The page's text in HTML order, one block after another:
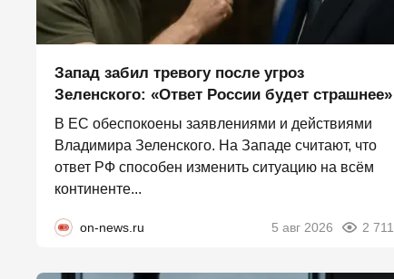
Запад забил тревогу после угроз
Зеленского: «Ответ России будет страшнее»
В ЕС обеспокоены заявлениями и действиями
Владимира Зеленского. На Западе считают, что
ответ РФ способен изменить ситуацию на всём
континенте...
on-news.ru 5 авг 2026 2 711